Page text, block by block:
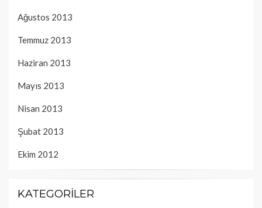
Ağustos 2013
Temmuz 2013
Haziran 2013
Mayıs 2013
Nisan 2013
Şubat 2013
Ekim 2012
KATEGORILER